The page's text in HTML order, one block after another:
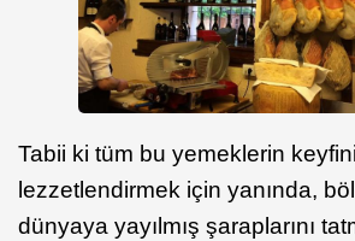
Tabii ki tüm bu yemeklerin
lezzetlendirmek için yanında,
dünyaya yayılmış şaraplarını